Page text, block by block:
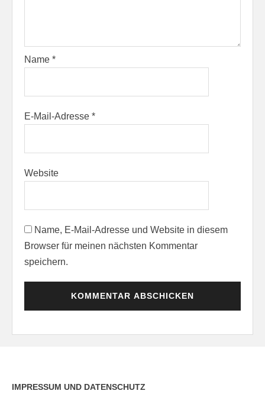
Name *
E-Mail-Adresse *
Website
Name, E-Mail-Adresse und Website in diesem
Browser für meinen nächsten Kommentar
speichern.
IMPRESSUM UND DATENSCHUTZ